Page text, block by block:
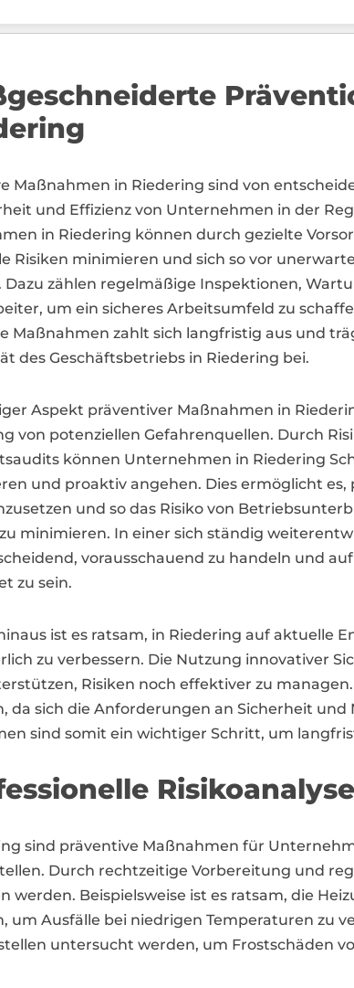
Maßnahmen in Riedering sind von
und Effizienz von Unternehmen in der
in Riedering können durch gezielte
Risiken minimieren und sich so vor
Dazu zählen regelmäßige Inspektionen,
um ein sicheres Arbeitsumfeld zu
Maßnahmen zahlt sich langfristig aus und
des Geschäftsbetriebs in Riedering bei.
Aspekt präventiver Maßnahmen in
von potenziellen Gefahrenquellen. Durch
können Unternehmen in Riedering
und proaktiv angehen. Dies ermöglicht
und so das Risiko von
minimieren. In einer sich ständig
vorausschauend zu handeln und
zu sein.
ist es ratsam, in Riedering auf aktuelle
zu verbessern. Die Nutzung innovativer
Risiken noch effektiver zu
da sich die Anforderungen an Sicherheit
sind somit ein wichtiger Schritt, um
sind präventive Maßnahmen für
Durch rechtzeitige Vorbereitung und
werden. Beispielsweise ist es ratsam, die
um Ausfälle bei niedrigen Temperaturen zu
untersucht werden, um Frostschäden